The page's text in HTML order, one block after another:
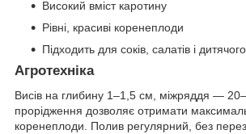
Високий вміст каротину
Рівні, красиві коренеплоди
Підходить для соків, салатів і
Агротехніка
Висів на глибину 1–1,5 см, міжряддя —
прорідження дозволяє отримати
коренеплоди. Полив регулярний, без